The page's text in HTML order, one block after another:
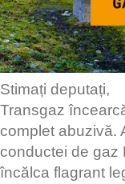
Stimați deputați,
Transgaz
complet abuzivă.
conductei de gaz
încălca flagrant